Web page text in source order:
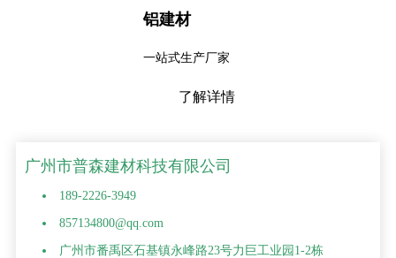
铝建材
一站式生产厂家
了解详情
广州市普森建材科技有限公司
189-2226-3949
857134800@qq.com
广州市番禹区石基镇永峰路23号力巨工业园1-2栋